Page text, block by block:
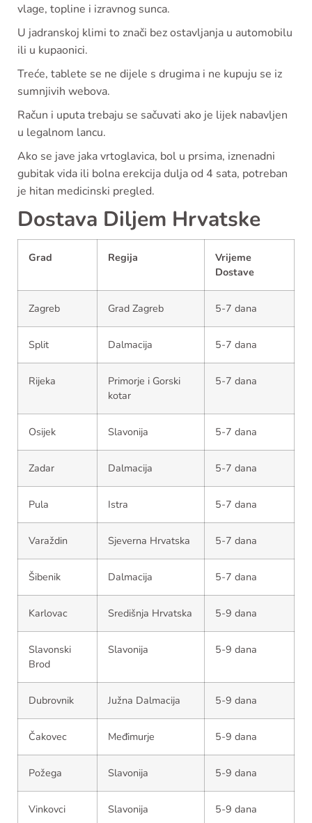
vlage, topline i izravnog sunca.
U jadranskoj klimi to znači bez ostavljanja u automobilu
ili u kupaonici.
Treće, tablete se ne dijele s drugima i ne kupuju se iz
sumnjivih webova.
Račun i uputa trebaju se sačuvati ako je lijek nabavljen
u legalnom lancu.
Ako se jave jaka vrtoglavica, bol u prsima, iznenadni
gubitak vida ili bolna erekcija dulja od 4 sata, potreban
je hitan medicinski pregled.
Dostava Diljem Hrvatske
Grad Regija
Vrijeme
Dostave
Zagreb Grad Zagreb 5-7 dana
Split Dalmacija 5-7 dana
Rijeka
Primorje i Gorski
kotar
5-7 dana
Osijek Slavonija 5-7 dana
Zadar Dalmacija 5-7 dana
Pula Istra 5-7 dana
Varaždin Sjeverna Hrvatska 5-7 dana
Šibenik Dalmacija 5-7 dana
Karlovac Središnja Hrvatska 5-9 dana
Slavonski
Brod
Slavonija 5-9 dana
Dubrovnik Južna Dalmacija 5-9 dana
Čakovec Međimurje 5-9 dana
Požega Slavonija 5-9 dana
Vinkovci Slavonija 5-9 dana